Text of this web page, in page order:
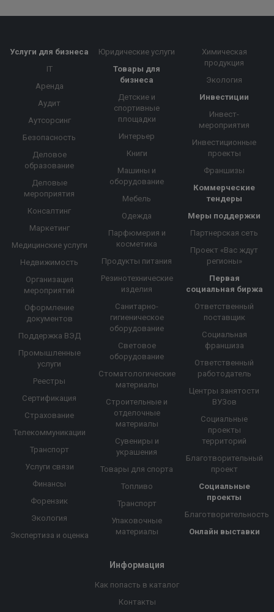
Услуги для бизнеса
IT
Аренда
Аудит
Аутсорсинг
Безопасность
Деловое
образование
Деловые
мероприятия
Консалтинг
Маркетинг
Медицинские услуги
Недвижимость
Организация
мероприятий
Оформление
документов
Поддержка ВЭД
Промышленные
услуги
Реестры
Сертификация
Страхование
Телекоммуникации
Транспорт
Услуги связи
Финансы
Форензик
Экология
Экспертиза и оценка
Юридические услуги
Товары для
бизнеса
Детские и
спортивные
площадки
Интерьер
Книги
Машины и
оборудование
Мебель
Одежда
Парфюмерия и
косметика
Продукты питания
Резинотехнические
изделия
Санитарно-
гигиеническое
оборудование
Световое
оборудование
Стоматологические
материалы
Строительные и
отделочные
материалы
Сувениры и
украшения
Товары для спорта
Топливо
Транспорт
Упаковочные
материалы
Химическая
продукция
Экология
Инвестиции
Инвест-
мероприятия
Инвестиционные
проекты
Франшизы
Коммерческие
тендеры
Меры поддержки
Партнерская сеть
Проект «Вас ждут
регионы»
Первая
социальная биржа
Ответственный
поставщик
Социальная
франшиза
Ответственный
работодатель
Центры занятости
ВУЗов
Социальные
проекты
территорий
Благотворительный
проект
Социальные
проекты
Благотворительность
Онлайн выставки
Информация
Как попасть в каталог
Контакты